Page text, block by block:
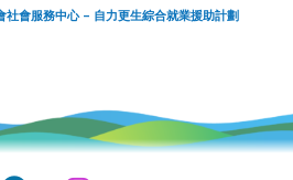
社會服務中心 – 自力更生綜合就業援助計劃